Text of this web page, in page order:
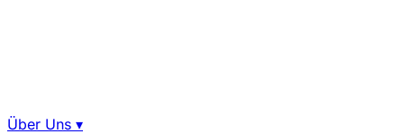
Über Uns ▾